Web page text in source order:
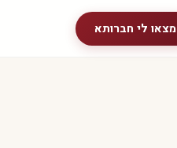
מצאו לי חברותא